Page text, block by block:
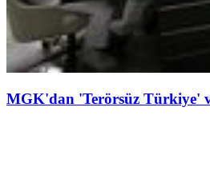
MGK'dan 'Terörsüz Türkiye'